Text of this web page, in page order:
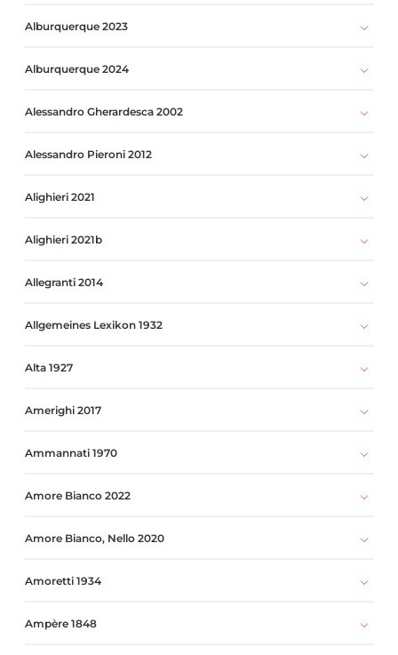
Alburquerque 2023
Alburquerque 2024
Alessandro Gherardesca 2002
Alessandro Pieroni 2012
Alighieri 2021
Alighieri 2021b
Allegranti 2014
Allgemeines Lexikon 1932
Alta 1927
Amerighi 2017
Ammannati 1970
Amore Bianco 2022
Amore Bianco, Nello 2020
Amoretti 1934
Ampère 1848